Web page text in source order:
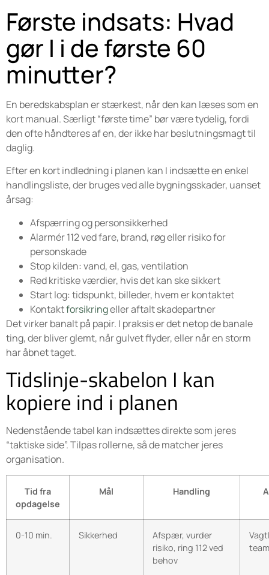
Første indsats: Hvad
gør I i de første 60
minutter?
En beredskabsplan er stærkest, når den kan læses som en
kort manual. Særligt “første time” bør være tydelig, fordi
den ofte håndteres af en, der ikke har beslutningsmagt til
daglig.
Efter en kort indledning i planen kan I indsætte en enkel
handlingsliste, der bruges ved alle bygningsskader, uanset
årsag:
Afspærring og personsikkerhed
Alarmér 112 ved fare, brand, røg eller risiko for
personskade
Stop kilden: vand, el, gas, ventilation
Red kritiske værdier, hvis det kan ske sikkert
Start log: tidspunkt, billeder, hvem er kontaktet
Kontaktforsikringeller aftalt skadepartner
Det virker banalt på papir. I praksis er det netop de banale
ting, der bliver glemt, når gulvet flyder, eller når en storm
har åbnet taget.
Tidslinje-skabelon I kan
kopiere ind i planen
Nedenstående tabel kan indsættes direkte som jeres
“taktiske side”. Tilpas rollerne, så de matcher jeres
organisation.
Tid fra
opdagelse
Mål Handling
0-10 min. Sikkerhed
Afspær, vurder
risiko, ring 112 ved
behov